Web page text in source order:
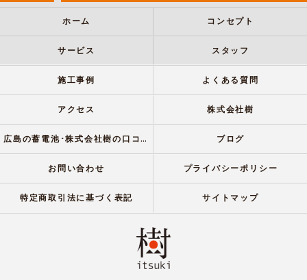
ホーム コンセプト
サービス スタッフ
施工事例 よくある質問
アクセス 株式会社樹
広島の蓄電池･株式会社樹の口コミ情報 ブログ
お問い合わせ プライバシーポリシー
特定商取引法に基づく表記 サイトマップ